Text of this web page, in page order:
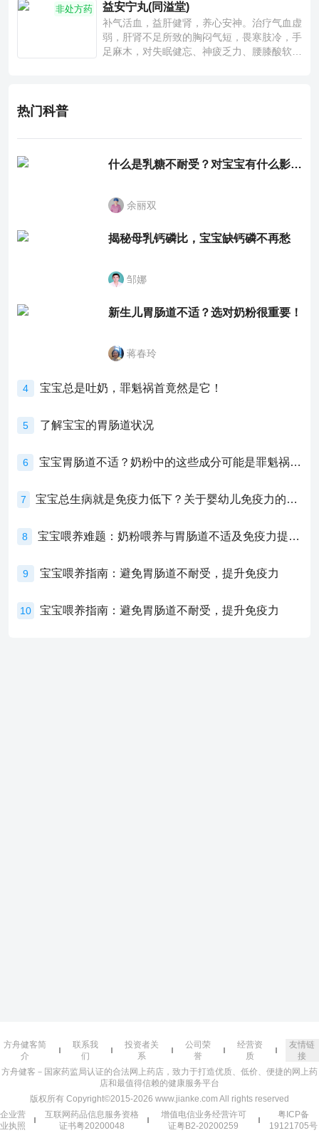
非处方药 益安宁丸(同溢堂)
补气活血，益肝健肾，养心安神。治疗气血虚
弱，肝肾不足所致的胸闷气短，畏寒肢冷，手
足麻木，对失眠健忘、神疲乏力、腰膝酸软也
热门科普
什么是乳糖不耐受？对宝宝有什么影响？
余丽双
揭秘母乳钙磷比，宝宝缺钙磷不再愁
邹娜
新生儿胃肠道不适？选对奶粉很重要！
蒋春玲
4 宝宝总是吐奶，罪魁祸首竟然是它！
5 了解宝宝的胃肠道状况
6 宝宝胃肠道不适？奶粉中的这些成分可能是罪魁祸首！
7 宝宝总生病就是免疫力低下？关于婴幼儿免疫力的真相，家长必须了解！
8 宝宝喂养难题：奶粉喂养与胃肠道不适及免疫力提升的奥秘
9 宝宝喂养指南：避免胃肠道不耐受，提升免疫力
10 宝宝喂养指南：避免胃肠道不耐受，提升免疫力
方舟健客简
介
联系我
们
投资者关
系
公司荣
誉
经营资
质
友情链
接
方舟健客－国家药监局认证的合法网上药店，致力于打造优质、低价、便捷的网上药
店和最值得信赖的健康服务平台
版权所有 Copyright©2015-2026 www.jianke.com All rights reserved
企业营
业执照
互联网药品信息服务资格
证书粤20200048
增值电信业务经营许可
证粤B2-20200259
粤ICP备
19121705号